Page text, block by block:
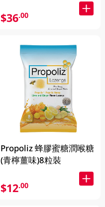
$36.00
Propoliz 蜂膠蜜糖潤喉糖
(青檸薑味)8粒裝
$12.00